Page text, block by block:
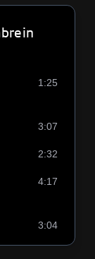
1:25
3:07
2:32
4:17
3:04